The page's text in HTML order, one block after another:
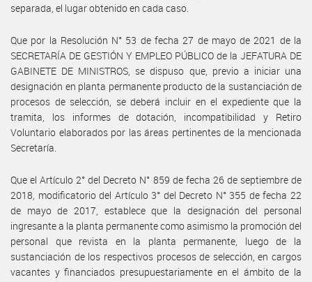
separada, el lugar obtenido en cada caso.
Que por la Resolución N° 53 de fecha 27 de mayo de 2021 de la
SECRETARÍA DE GESTIÓN Y EMPLEO PÚBLICO de la JEFATURA DE
GABINETE DE MINISTROS, se dispuso que, previo a iniciar una
designación en planta permanente producto de la sustanciación de
procesos de selección, se deberá incluir en el expediente que la
tramita, los informes de dotación, incompatibilidad y Retiro
Voluntario elaborados por las áreas pertinentes de la mencionada
Secretaría.
Que el Artículo 2° del Decreto N° 859 de fecha 26 de septiembre de
2018, modificatorio del Artículo 3° del Decreto N° 355 de fecha 22
de mayo de 2017, establece que la designación del personal
ingresante a la planta permanente como asimismo la promoción del
personal que revista en la planta permanente, luego de la
sustanciación de los respectivos procesos de selección, en cargos
vacantes y financiados presupuestariamente en el ámbito de la